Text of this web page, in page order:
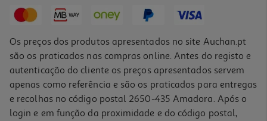
Os preços dos produtos apresentados no site Auchan.pt
são os praticados nas compras online. Antes do registo e
autenticação do cliente os preços apresentados servem
apenas como referência e são os praticados para entregas
e recolhas no código postal 2650-435 Amadora. Após o
login e em função da proximidade e do código postal,